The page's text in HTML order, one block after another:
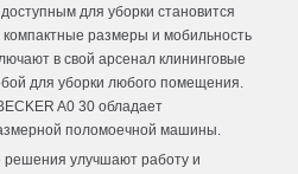
для уборки становится
размеры и мобильность
в свой арсенал клининговые
для уборки любого помещения.
A0 30 обладает
поломоечной машины.
решения улучшают работу и